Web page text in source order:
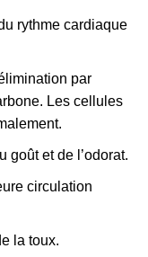
rythme cardiaque
par
Les cellules
goût et de l’odorat.
circulation
la toux.